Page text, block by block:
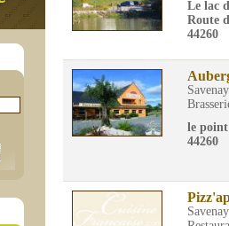
Le lac
Route
44260
Savenay
le
44260
Savenay